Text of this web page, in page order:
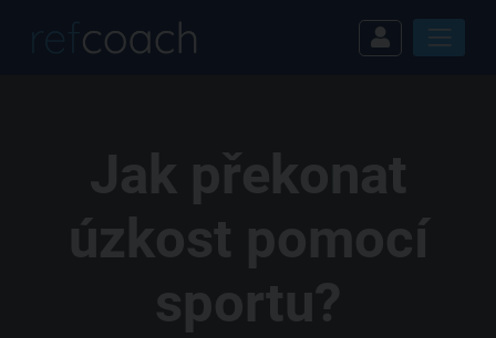
Jak překonat
úzkost pomocí
sportu?